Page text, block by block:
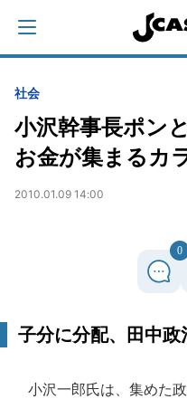
社会
小沢幹事長ポン
お金が集まるカ
2010.01.09 14:00
0
子分に分配、田中政
小沢一郎氏は、集めた